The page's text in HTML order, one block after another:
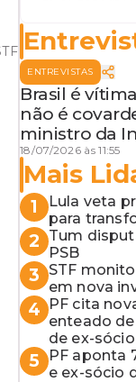
ENTREVISTAS
Brasil é
não é
ministro da
18/07/2026 às 11:55
Mais
1
Lula veta
para
2
Tum
PSB
3
STF
em nova
4
PF cita
enteado
de ex-
5
PF aponta
e ex-sócio